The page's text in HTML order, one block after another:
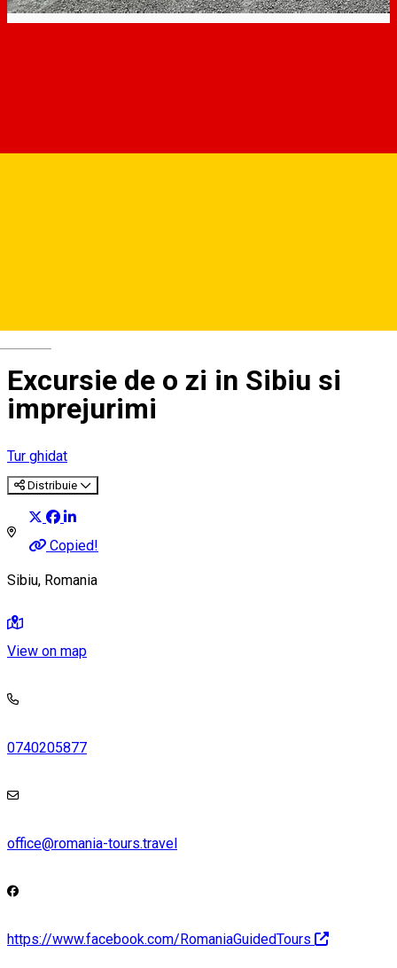
Excursie de o zi in Sibiu si
imprejurimi
Tur ghidat
Distribuie
Copied!
Sibiu, Romania
View on map
0740205877
office@romania-tours.travel
https://www.facebook.com/RomaniaGuidedTours